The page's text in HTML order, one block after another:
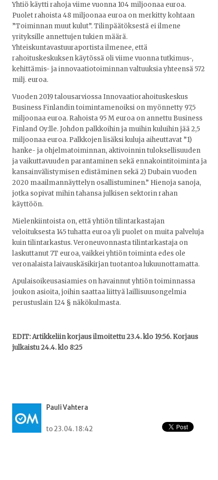
Yhtiö käytti rahoja viime vuonna 104 miljoonaa euroa.
Puolet rahoista 48 miljoonaa euroa on merkitty kohtaan
”Toiminnan muut kulut”. Tilinpäätöksestä ei ilmene
yrityksille annettujen tukien määrä.
Yhteiskuntavastuuraportista ilmenee, että
rahoituskeskuksen käytössä oli viime vuonna tutkimus-,
kehittämis- ja innovaatiotoiminnan valtuuksia yhteensä 572
milj. euroa.
Vuoden 2019 talousarviossa Innovaatiorahoituskeskus
Business Finlandin toimintamenoiksi on myönnetty 97,5
miljoonaa euroa. Rahoista 95 M euroa on annettu Business
Finland Oy:lle. Johdon palkkoihin ja muihin kuluihin jää 2,5
miljoonaa euroa. Palkkojen lisäksi kuluja aiheuttavat ”1)
hanke- ja ohjelmatoiminnan, aktivoinnin tuloksellisuuden
ja vaikuttavuuden parantaminen sekä ennakointitoiminta ja
kansainvälistymisen edistäminen sekä 2) Dubain vuoden
2020 maailmannäyttelyn osallistuminen.” Hienoja sanoja,
jotka sopivat mihin tahansa julkisen sektorin rahan
käyttöön.
Mielenkiintoista on, että yhtiön tilintarkastajan
veloituksesta 145 tuhatta euroa yli puolet on muita palveluja
kuin tilintarkastus. Veroneuvonnasta tilintarkastaja on
laskuttanut 7T euroa, vaikkei yhtiön toiminta edes ole
veronalaista laivauskäsikirjan tuotantoa lukuunottamatta.
Apulaisoikeusasiamies on havainnut yhtiön toiminnassa
joukon asioita, joihin saattaa liittyä laillisuusongelmia
perustuslain 124 § näkökulmasta.
EDIT: Artikkeliin korjaus ilmoitettu 23.4. klo 19:56. Korjaus
julkaistu 24.4. klo 8:25
Pauli Vahtera
to 23.04. 18:42